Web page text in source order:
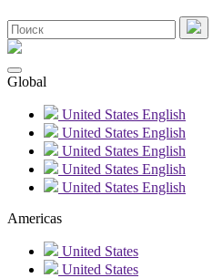
Global
United States English
United States English
United States English
United States English
United States English
Americas
United States
United States